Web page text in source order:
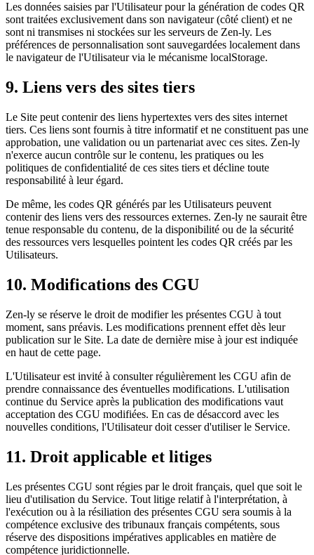
Les données saisies par l'Utilisateur pour la génération de codes QR
sont traitées exclusivement dans son navigateur (côté client) et ne
sont ni transmises ni stockées sur les serveurs de Zen-ly. Les
préférences de personnalisation sont sauvegardées localement dans
le navigateur de l'Utilisateur via le mécanisme localStorage.
9. Liens vers des sites tiers
Le Site peut contenir des liens hypertextes vers des sites internet
tiers. Ces liens sont fournis à titre informatif et ne constituent pas une
approbation, une validation ou un partenariat avec ces sites. Zen-ly
n'exerce aucun contrôle sur le contenu, les pratiques ou les
politiques de confidentialité de ces sites tiers et décline toute
responsabilité à leur égard.
De même, les codes QR générés par les Utilisateurs peuvent
contenir des liens vers des ressources externes. Zen-ly ne saurait être
tenue responsable du contenu, de la disponibilité ou de la sécurité
des ressources vers lesquelles pointent les codes QR créés par les
Utilisateurs.
10. Modifications des CGU
Zen-ly se réserve le droit de modifier les présentes CGU à tout
moment, sans préavis. Les modifications prennent effet dès leur
publication sur le Site. La date de dernière mise à jour est indiquée
en haut de cette page.
L'Utilisateur est invité à consulter régulièrement les CGU afin de
prendre connaissance des éventuelles modifications. L'utilisation
continue du Service après la publication des modifications vaut
acceptation des CGU modifiées. En cas de désaccord avec les
nouvelles conditions, l'Utilisateur doit cesser d'utiliser le Service.
11. Droit applicable et litiges
Les présentes CGU sont régies par le droit français, quel que soit le
lieu d'utilisation du Service. Tout litige relatif à l'interprétation, à
l'exécution ou à la résiliation des présentes CGU sera soumis à la
compétence exclusive des tribunaux français compétents, sous
réserve des dispositions impératives applicables en matière de
compétence juridictionnelle.